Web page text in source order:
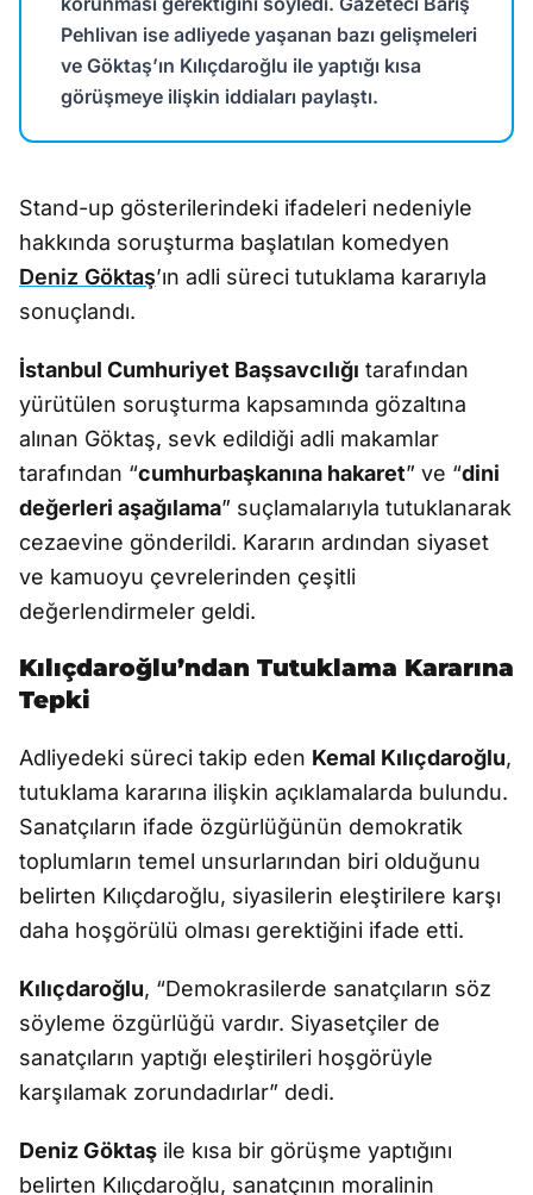
Pehlivan ise adliyede yaşanan bazı gelişmeleri
ve Göktaş’ın Kılıçdaroğlu ile yaptığı kısa
görüşmeye ilişkin iddiaları paylaştı.
Stand-up gösterilerindeki ifadeleri nedeniyle
hakkında soruşturma başlatılan komedyen
Deniz Göktaş’ın adli süreci tutuklama kararıyla
sonuçlandı.
İstanbul Cumhuriyet Başsavcılığı tarafından
yürütülen soruşturma kapsamında gözaltına
alınan Göktaş, sevk edildiği adli makamlar
tarafından “cumhurbaşkanına hakaret” ve “dini
değerleri aşağılama” suçlamalarıyla tutuklanarak
cezaevine gönderildi. Kararın ardından siyaset
ve kamuoyu çevrelerinden çeşitli
değerlendirmeler geldi.
Kılıçdaroğlu’ndan Tutuklama Kararına
Tepki
Adliyedeki süreci takip eden Kemal Kılıçdaroğlu,
tutuklama kararına ilişkin açıklamalarda bulundu.
Sanatçıların ifade özgürlüğünün demokratik
toplumların temel unsurlarından biri olduğunu
belirten Kılıçdaroğlu, siyasilerin eleştirilere karşı
daha hoşgörülü olması gerektiğini ifade etti.
Kılıçdaroğlu, “Demokrasilerde sanatçıların söz
söyleme özgürlüğü vardır. Siyasetçiler de
sanatçıların yaptığı eleştirileri hoşgörüyle
karşılamak zorundadırlar” dedi.
Deniz Göktaş ile kısa bir görüşme yaptığını
belirten Kılıçdaroğlu, sanatçının moralinin